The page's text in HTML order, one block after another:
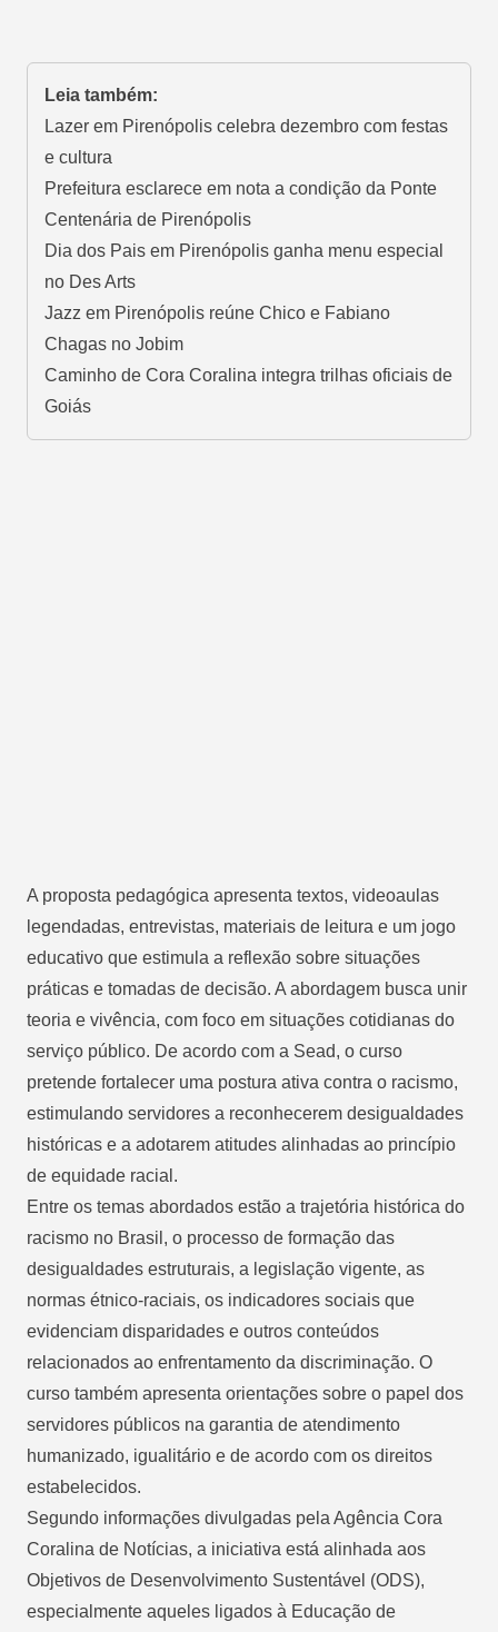
Leia também:
Lazer em Pirenópolis celebra dezembro com festas
e cultura
Prefeitura esclarece em nota a condição da Ponte
Centenária de Pirenópolis
Dia dos Pais em Pirenópolis ganha menu especial
no Des Arts
Jazz em Pirenópolis reúne Chico e Fabiano
Chagas no Jobim
Caminho de Cora Coralina integra trilhas oficiais de
Goiás
A proposta pedagógica apresenta textos, videoaulas
legendadas, entrevistas, materiais de leitura e um jogo
educativo que estimula a reflexão sobre situações
práticas e tomadas de decisão. A abordagem busca unir
teoria e vivência, com foco em situações cotidianas do
serviço público. De acordo com a Sead, o curso
pretende fortalecer uma postura ativa contra o racismo,
estimulando servidores a reconhecerem desigualdades
históricas e a adotarem atitudes alinhadas ao princípio
de equidade racial.
Entre os temas abordados estão a trajetória histórica do
racismo no Brasil, o processo de formação das
desigualdades estruturais, a legislação vigente, as
normas étnico-raciais, os indicadores sociais que
evidenciam disparidades e outros conteúdos
relacionados ao enfrentamento da discriminação. O
curso também apresenta orientações sobre o papel dos
servidores públicos na garantia de atendimento
humanizado, igualitário e de acordo com os direitos
estabelecidos.
Segundo informações divulgadas pela Agência Cora
Coralina de Notícias, a iniciativa está alinhada aos
Objetivos de Desenvolvimento Sustentável (ODS),
especialmente aqueles ligados à Educação de